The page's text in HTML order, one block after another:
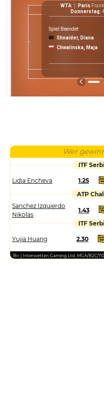
WTA Paris
Donnerstag ,
Spiel Beendet
Shnaider, Diana
Chwalinska, Maja
Wer
ITF
Lidia Encheva 1.25
ATP
Sanchez Izquierdo
Nikolas
1.43
ITF
Yujia Huang 2.30
18+ | Interwetten Gaming Ltd. MGA/B2C/